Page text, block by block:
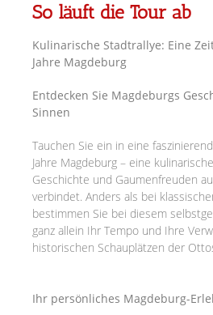
So läuft die Tour ab
Kulinarische Stadtrallye: Eine
Jahre Magdeburg
Entdecken Sie Magdeburgs
Sinnen
Tauchen Sie ein in eine
Jahre Magdeburg – eine
Geschichte und Gaumenfreuden
verbindet. Anders als bei
bestimmen Sie bei diesem
ganz allein Ihr Tempo und Ihre
historischen Schauplätzen der
Ihr persönliches Magdeburg-